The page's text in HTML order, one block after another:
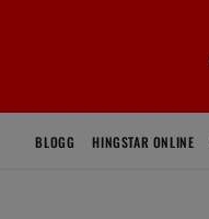
BLOGG HINGSTAR ONLINE